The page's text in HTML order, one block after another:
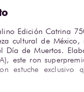
Edición Catrina
cultural de
Día de Muertos.
este ron
estuche exclusivo